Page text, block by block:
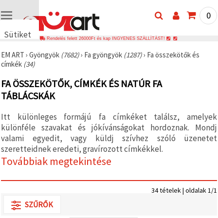
Sütiket
🍪 Cookie-
kat és
technológiákat
használunk
annak
hogy
biztosítsuk
a weboldal
megfelelő
működését,
javítsuk az
Ön
felhasználói
és az Ön
0
Rendelés felett 26000Ft és kap INGYENES SZÁLLÍTÁST!
EM ART › Gyöngyök (7682)› Fa gyöngyök (1287)› Fa összekötők és
címkék (34)
FA ÖSSZEKÖTŐK, CÍMKÉK ÉS NATÚR FA
TÁBLÁCSKÁK
Itt különleges formájú fa címkéket találsz, amelyek
különféle szavakat és jókívánságokat hordoznak. Mondj
valami egyedit, vagy küldj szívhez szóló üzenetet
szeretteidnek eredeti, gravírozott címkékkel.
Továbbiak megtekintése
34 tételek | oldalak 1/1
SZŰRŐK